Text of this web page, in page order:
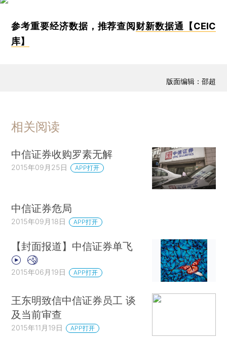
参考重要经济数据，推荐查阅 财新数据通【CEIC
库】
版面编辑：邵超
相关阅读
中信证券收购罗素无解
2015年09月25日 APP打开
中信证券危局
2015年09月18日 APP打开
【封面报道】中信证券单飞
2015年06月19日 APP打开
王东明致信中信证券员工 谈
及当前审查
2015年11月19日 APP打开